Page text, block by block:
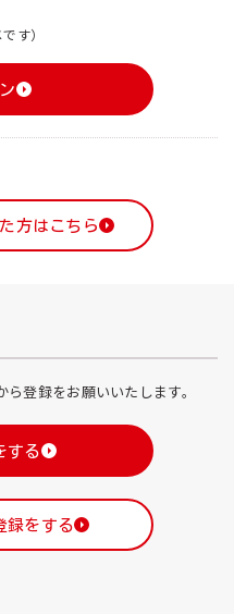
す）
方はこちら
登録をお願いいたします。
する
録をする